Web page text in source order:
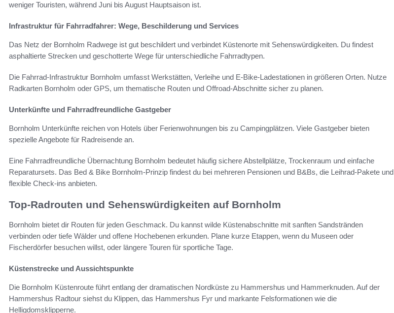
weniger Touristen, während Juni bis August Hauptsaison ist.
Infrastruktur für Fahrradfahrer: Wege, Beschilderung und Services
Das Netz der Bornholm Radwege ist gut beschildert und verbindet Küstenorte mit Sehenswürdigkeiten. Du findest
asphaltierte Strecken und geschotterte Wege für unterschiedliche Fahrradtypen.
Die Fahrrad-Infrastruktur Bornholm umfasst Werkstätten, Verleihe und E-Bike-Ladestationen in größeren Orten. Nutze
Radkarten Bornholm oder GPS, um thematische Routen und Offroad-Abschnitte sicher zu planen.
Unterkünfte und Fahrradfreundliche Gastgeber
Bornholm Unterkünfte reichen von Hotels über Ferienwohnungen bis zu Campingplätzen. Viele Gastgeber bieten
spezielle Angebote für Radreisende an.
Eine Fahrradfreundliche Übernachtung Bornholm bedeutet häufig sichere Abstellplätze, Trockenraum und einfache
Reparatursets. Das Bed & Bike Bornholm-Prinzip findest du bei mehreren Pensionen und B&Bs, die Leihrad-Pakete und
flexible Check-ins anbieten.
Top-Radrouten und Sehenswürdigkeiten auf Bornholm
Bornholm bietet dir Routen für jeden Geschmack. Du kannst wilde Küstenabschnitte mit sanften Sandstränden
verbinden oder tiefe Wälder und offene Hochebenen erkunden. Plane kurze Etappen, wenn du Museen oder
Fischerdörfer besuchen willst, oder längere Touren für sportliche Tage.
Küstenstrecke und Aussichtspunkte
Die Bornholm Küstenroute führt entlang der dramatischen Nordküste zu Hammershus und Hammerknuden. Auf der
Hammershus Radtour siehst du Klippen, das Hammershus Fyr und markante Felsformationen wie die
Helligdomsklipperne.